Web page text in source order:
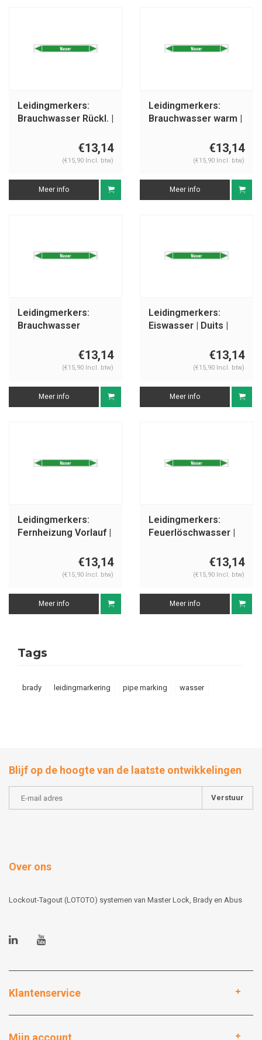
Leidingmerkers:
Brauchwasser Rückl. |
€13,14
(€15,90 Incl. btw)
Meer info
Leidingmerkers:
Brauchwasser warm |
€13,14
(€15,90 Incl. btw)
Meer info
Leidingmerkers:
Brauchwasser
€13,14
(€15,90 Incl. btw)
Meer info
Leidingmerkers:
Eiswasser | Duits |
€13,14
(€15,90 Incl. btw)
Meer info
Leidingmerkers:
Fernheizung Vorlauf |
€13,14
(€15,90 Incl. btw)
Meer info
Leidingmerkers:
Feuerlöschwasser |
€13,14
(€15,90 Incl. btw)
Meer info
Tags
brady leidingmarkering pipe marking wasser
Blijf op de hoogte van de laatste ontwikkelingen
Verstuur
Over ons
Lockout-Tagout (LOTOTO) systemen van Master Lock, Brady en Abus
Klantenservice
Mijn account